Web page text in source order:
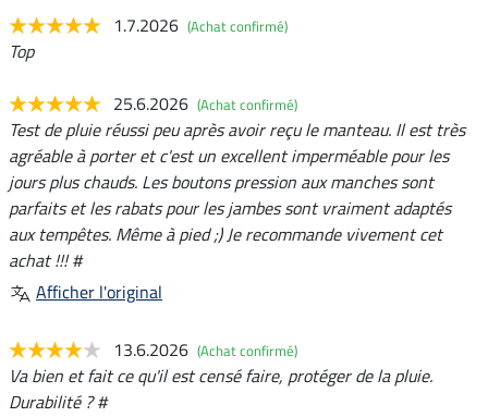
1.7.2026 (Achat confirmé)
Top
25.6.2026 (Achat confirmé)
Test de pluie réussi peu après avoir reçu le manteau. Il est très
agréable à porter et c'est un excellent imperméable pour les
jours plus chauds. Les boutons pression aux manches sont
parfaits et les rabats pour les jambes sont vraiment adaptés
aux tempêtes. Même à pied ;) Je recommande vivement cet
achat !!! #
Afficher l'original
13.6.2026 (Achat confirmé)
Va bien et fait ce qu'il est censé faire, protéger de la pluie.
Durabilité ? #